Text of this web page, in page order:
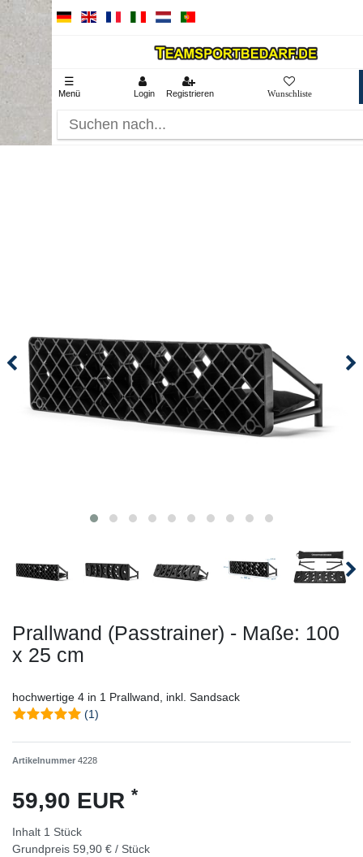
☰
Menü Login Registrieren
Prallwand (Passtrainer) - Maße: 100
x 25 cm
hochwertige 4 in 1 Prallwand, inkl. Sandsack
(1)
Artikelnummer 4228
59,90 EUR *
Inhalt 1 Stück
Grundpreis 59,90 € / Stück